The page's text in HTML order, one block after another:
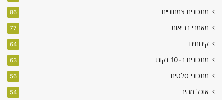
מתכונים צמחוניים 86
מאמרי בריאות 77
קינוחים 64
מתכונים ב-10 דקות 63
מתכוני סלטים 56
אוכל מהיר 54